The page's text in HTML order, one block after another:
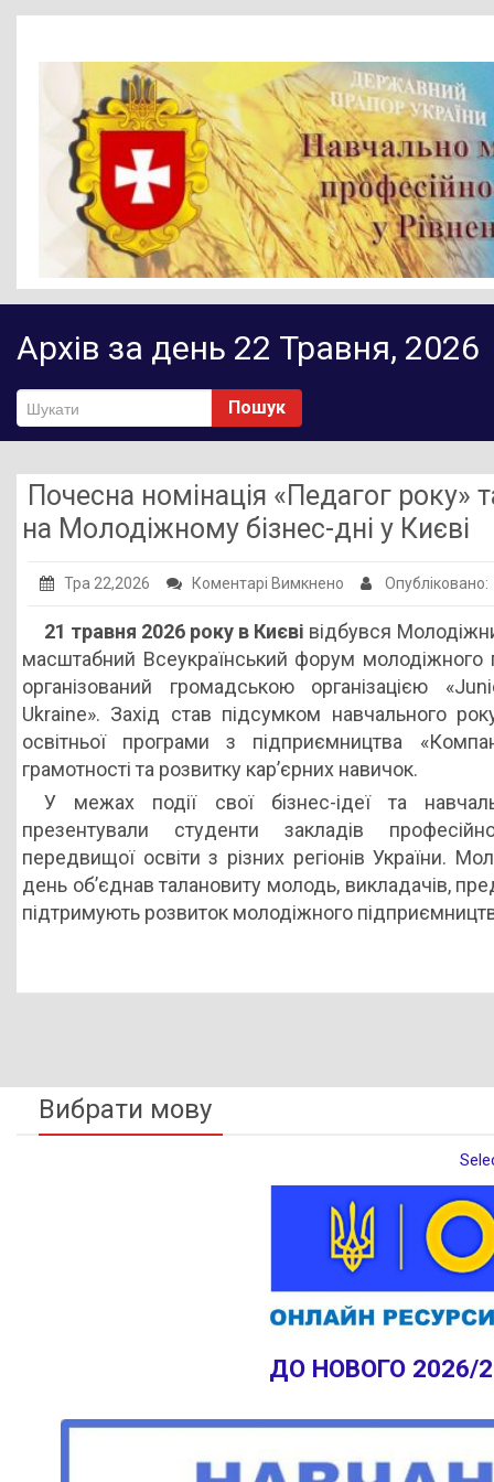
Головна
Новини
Діяльність НМЦ ПТО
Методичне забезпечення
Нормативно-правове забезпечення
Публічна інформація
Галерея
НМЦ ПТО України
Архів за день 22 Травня, 2026
Пошук
Почесна номінація «Педагог року»
на Молодіжному бізнес-дні у Києві
Тра 22,2026 Коментарі Вимкнено до
номінація
«Педагог
року»
та
презентація
екологічного
бізнес-
проєкту
на
Молодіжному
бізнес-
Києві
21 травня 2026 року в Києві відбувся
масштабний Всеукраїнський форум молодіжного
організований громадською організацією
Ukraine». Захід став підсумком навчального
освітньої програми з підприємництва
грамотності та розвитку кар’єрних навичок.
У межах події свої бізнес-ідеї та
презентували студенти закладів
передвищої освіти з різних регіонів України.
день об’єднав талановиту молодь, викладачів,
підтримують розвиток молодіжного
Вибрати мову
ДО НОВОГО 2026/